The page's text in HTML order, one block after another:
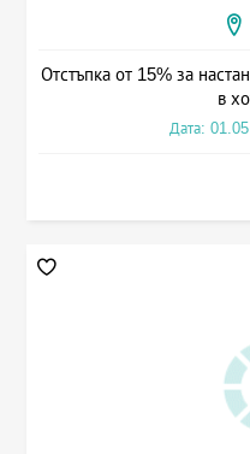
Отстъпка от 15% за
в
Дата: